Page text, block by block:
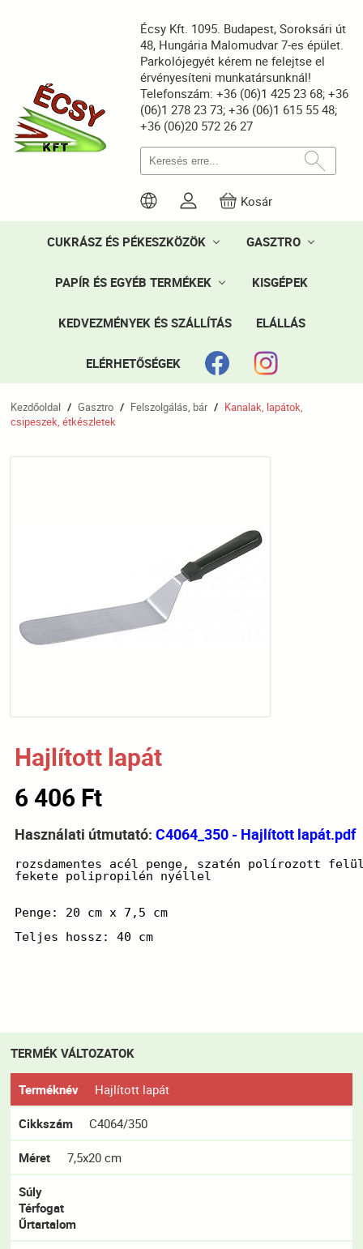
Écsy Kft. 1095. Budapest, Soroksári út
48, Hungária Malomudvar 7-es épület.
Parkolójegyét kérem ne felejtse el
érvényesíteni munkatársunknál!
Telefonszám: +36 (06)1 425 23 68; +36
(06)1 278 23 73; +36 (06)1 615 55 48;
+36 (06)20 572 26 27
Kosár
CUKRÁSZ ÉS PÉKESZKÖZÖK GASZTRO
PAPÍR ÉS EGYÉB TERMÉKEK KISGÉPEK
KEDVEZMÉNYEK ÉS SZÁLLÍTÁS ELÁLLÁS
ELÉRHETŐSÉGEK
Kezdőoldal / Gasztro / Felszolgálás, bár / Kanalak, lapátok,
csipeszek, étkészletek
Hajlított lapát
6 406 Ft
Használati útmutató: C4064_350 - Hajlított lapát.pdf
rozsdamentes acél penge, szatén polírozott
fekete polipropilén nyéllel
Penge: 20 cm x 7,5 cm
Teljes hossz: 40 cm
TERMÉK VÁLTOZATOK
Terméknév Hajlított lapát
Cikkszám C4064/350
Méret 7,5x20 cm
Súly
Térfogat
Űrtartalom